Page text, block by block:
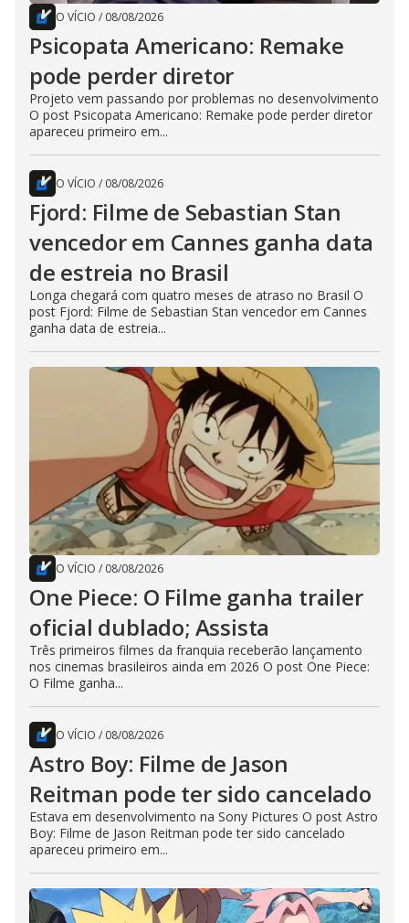
O VÍCIO / 08/08/2026
Psicopata Americano: Remake
pode perder diretor
Projeto vem passando por problemas no desenvolvimento
O post Psicopata Americano: Remake pode perder diretor
apareceu primeiro em...
O VÍCIO / 08/08/2026
Fjord: Filme de Sebastian Stan
vencedor em Cannes ganha data
de estreia no Brasil
Longa chegará com quatro meses de atraso no Brasil O
post Fjord: Filme de Sebastian Stan vencedor em Cannes
ganha data de estreia...
O VÍCIO / 08/08/2026
One Piece: O Filme ganha trailer
oficial dublado; Assista
Três primeiros filmes da franquia receberão lançamento
nos cinemas brasileiros ainda em 2026 O post One Piece:
O Filme ganha...
O VÍCIO / 08/08/2026
Astro Boy: Filme de Jason
Reitman pode ter sido cancelado
Estava em desenvolvimento na Sony Pictures O post Astro
Boy: Filme de Jason Reitman pode ter sido cancelado
apareceu primeiro em...